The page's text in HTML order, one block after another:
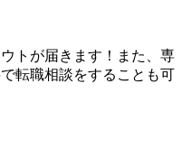
トが届きます！また、専
転職相談をすることも可